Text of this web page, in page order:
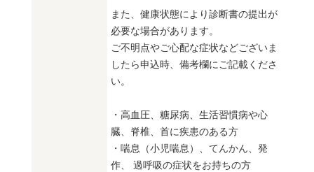
また、健康状態により診断書の提出が
必要な場合があります。
ご不明点やご心配な症状などございま
したら申込時、備考欄にご記載くださ
い。
・高血圧、糖尿病、生活習慣病や心
臓、脊椎、首に疾患のある方
・喘息（小児喘息）、てんかん、発
作、 過呼吸の症状をお持ちの方